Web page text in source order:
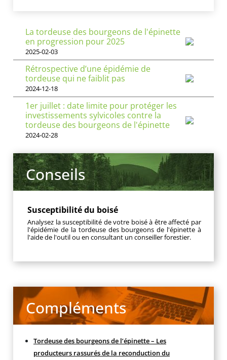
La tordeuse des bourgeons de l'épinette
en progression pour 2025
2025-02-03
Rétrospective d’une épidémie de
tordeuse qui ne faiblit pas
2024-12-18
1er juillet : date limite pour protéger les
investissements sylvicoles contre la
tordeuse des bourgeons de l'épinette
2024-02-28
Conseils
Susceptibilité du boisé
Analysez la susceptibilité de votre boisé à être affecté par
l'épidémie de la tordeuse des bourgeons de l'épinette à
l'aide de l'outil ou en consultant un conseiller forestier.
Compléments
Tordeuse des bourgeons de l’épinette – Les
producteurs rassurés de la reconduction du